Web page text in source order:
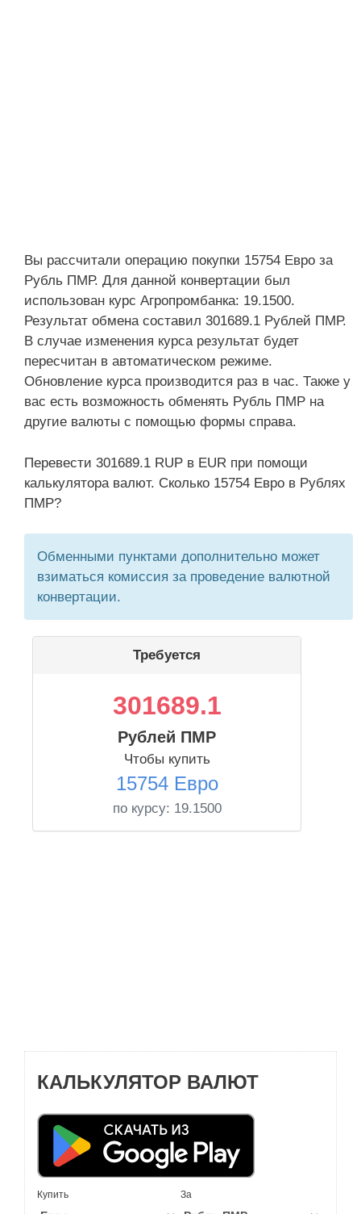
Вы рассчитали операцию покупки 15754 Евро за
Рубль ПМР. Для данной конвертации был
использован курс Агропромбанка: 19.1500.
Результат обмена составил 301689.1 Рублей ПМР.
В случае изменения курса результат будет
пересчитан в автоматическом режиме.
Обновление курса производится раз в час. Также у
вас есть возможность обменять Рубль ПМР на
другие валюты с помощью формы справа.
Перевести 301689.1 RUP в EUR при помощи
калькулятора валют. Сколько 15754 Евро в Рублях
ПМР?
Обменными пунктами дополнительно может
взиматься комиссия за проведение валютной
конвертации.
Требуется
301689.1
Рублей ПМР
Чтобы купить
15754 Евро
по курсу: 19.1500
КАЛЬКУЛЯТОР ВАЛЮТ
Купить За